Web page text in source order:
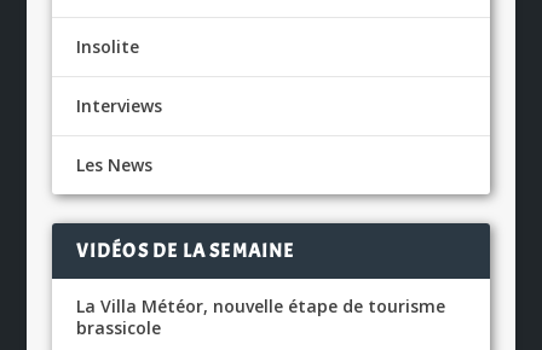
Insolite
Interviews
Les News
VIDÉOS DE LA SEMAINE
La Villa Météor, nouvelle étape de tourisme
brassicole